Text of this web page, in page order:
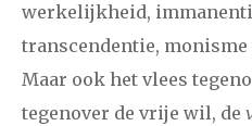
2007 augustus september
december
werkelijkheid,
transcendentie,
Maar ook het vlees
tegenover de vrije wil, de